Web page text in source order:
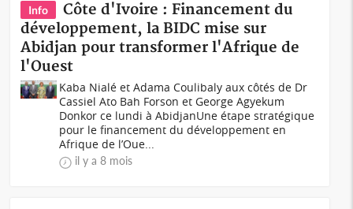
Info
Côte d'Ivoire : Financement du
développement, la BIDC mise sur
Abidjan pour transformer l'Afrique de
l'Ouest
Kaba Nialé et Adama Coulibaly aux côtés de Dr
Cassiel Ato Bah Forson et George Agyekum
Donkor ce lundi à AbidjanUne étape stratégique
pour le financement du développement en
Afrique de l’Oue...
il y a 8 mois